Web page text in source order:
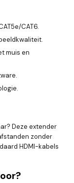
CAT6.
muis en
Deze extender
zonder
HDMI-kabels